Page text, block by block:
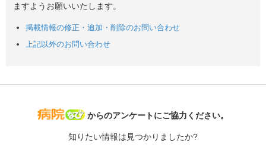
ますようお願いいたします。
掲載情報の修正・追加・削除のお問い合わせ
上記以外のお問い合わせ
病院なび
からのアンケートにご協力ください。
知りたい情報は見つかりましたか?